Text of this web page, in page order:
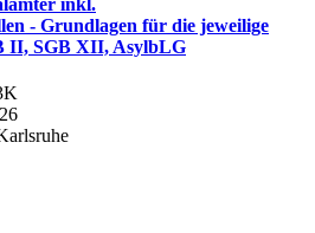
- Grundlagen für die jeweilige
II, SGB XII, AsylbLG